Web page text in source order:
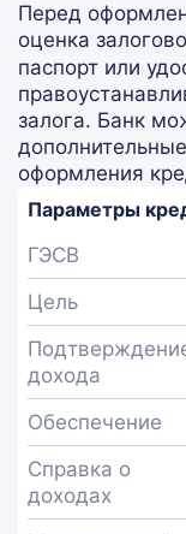
Перед
оценка
паспорт или
залога. Банк
оформления
Параметры
ГЭСВ
Цель
дохода
Обеспечение
Справка о
доходах